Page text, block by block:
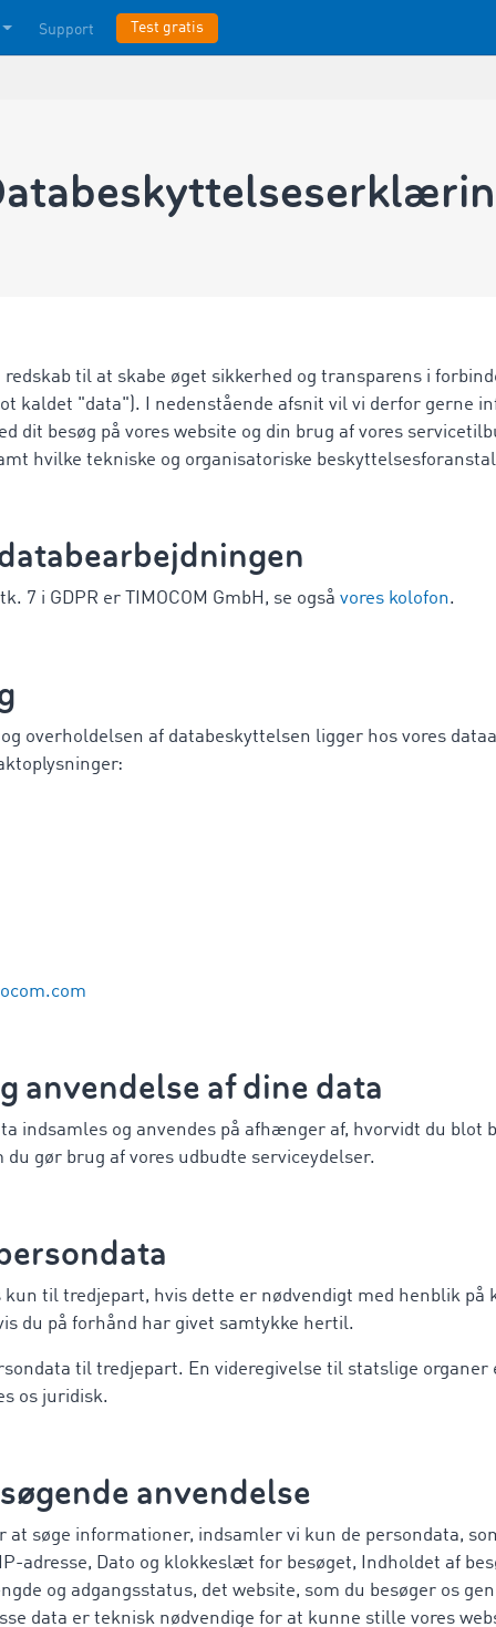
Support Test gratis
til at skabe øget sikkerhed og transparens i
kaldet "data"). I nedenstående afsnit vil vi derfor gerne
dit besøg på vores website og din brug af vores
hvilke tekniske og organisatoriske
7 i GDPR er TIMOCOM GmbH, se også vores kolofon.
overholdelsen af databeskyttelsen ligger hos vores
anvendelse af dine data
indsamles og anvendes på afhænger af, hvorvidt du blot
gør brug af vores udbudte serviceydelser.
kun til tredjepart, hvis dette er nødvendigt med henblik
du på forhånd har givet samtykke hertil.
til tredjepart. En videregivelse til statslige
os juridisk.
anvendelse
at søge informationer, indsamler vi kun de persondata,
adresse, Dato og klokkeslæt for besøget, Indholdet af
og adgangsstatus, det website, som du besøger os
data er teknisk nødvendige for at kunne stille vores